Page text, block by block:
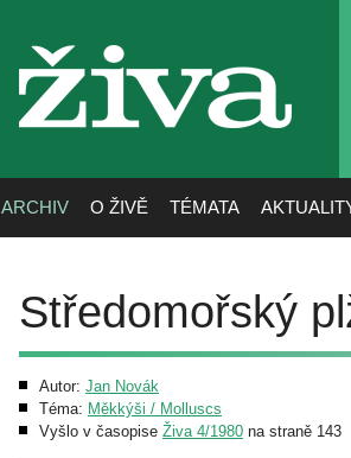
živa
ARCHIV O ŽIVĚ TÉMATA
Středomořský
Autor: Jan Novák
Téma: Měkkýši / Molluscs
Vyšlo v časopise Živa 4/1980 na straně 143